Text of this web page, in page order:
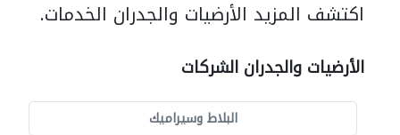
اكتشف المزيد الأرضيات والجدران الخدمات.
الأرضيات والجدران الشركات
البلاط وسيراميك